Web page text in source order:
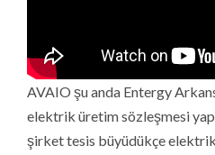
AVAIO şu anda Entergy
elektrik üretim sözleşmesi
şirket tesis büyüdükçe